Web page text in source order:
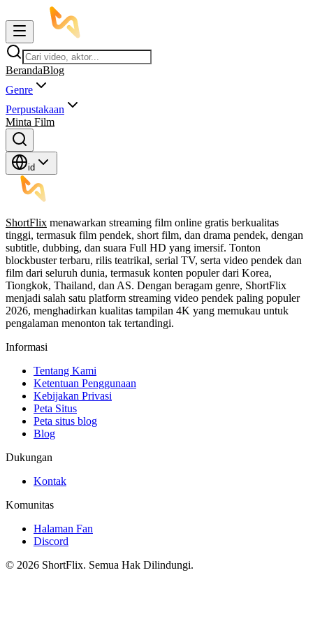
BerandaBlog
Genre
Perpustakaan
Minta Film
id
ShortFlix menawarkan streaming film online gratis berkualitas
tinggi, termasuk film pendek, short film, dan drama pendek, dengan
subtitle, dubbing, dan suara Full HD yang imersif. Tonton
blockbuster terbaru, rilis teatrikal, serial TV, serta video pendek dan
film dari seluruh dunia, termasuk konten populer dari Korea,
Tiongkok, Thailand, dan AS. Dengan beragam genre, ShortFlix
menjadi salah satu platform streaming video pendek paling populer
2026, menghadirkan kualitas tampilan 4K yang memukau untuk
pengalaman menonton tak tertandingi.
Informasi
Tentang Kami
Ketentuan Penggunaan
Kebijakan Privasi
Peta Situs
Peta situs blog
Blog
Dukungan
Kontak
Komunitas
Halaman Fan
Discord
© 2026 ShortFlix. Semua Hak Dilindungi.